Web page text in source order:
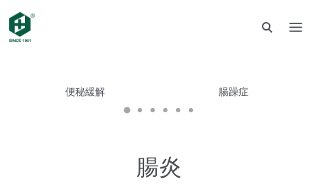
便秘緩解 腸躁症
腸炎